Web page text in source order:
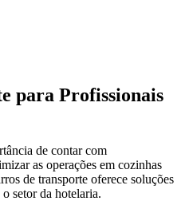
para Profissionais
de contar com
as operações em cozinhas
de transporte oferece soluções
o setor da hotelaria.